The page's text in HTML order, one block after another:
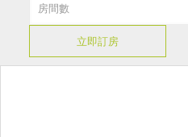
立即訂房